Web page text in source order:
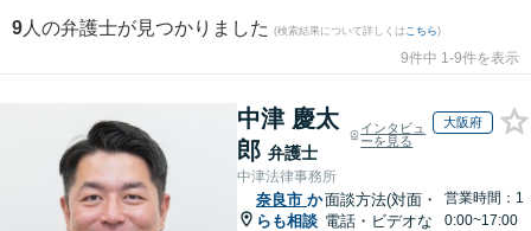
9 人の弁護士が見つかりました (検索結果について詳しくは こちら)
9件中 1-9件を表示
中津 慶太
郎 弁護士
インタビュ
ーを見る
大阪府
中津法律事務所
奈良市 か
らも相談
面談方法(対面・
電話・ビデオな
営業時間：1
0:00~17:00